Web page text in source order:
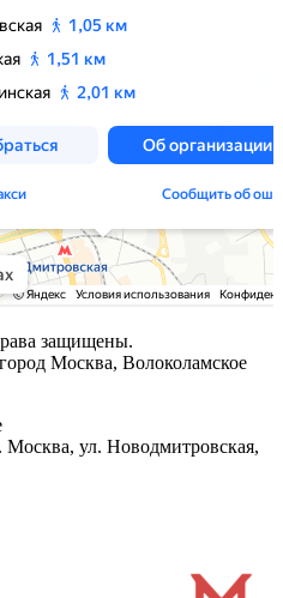
защищены.
Москва, Волоколамское
Москва, ул. Новодмитровская,